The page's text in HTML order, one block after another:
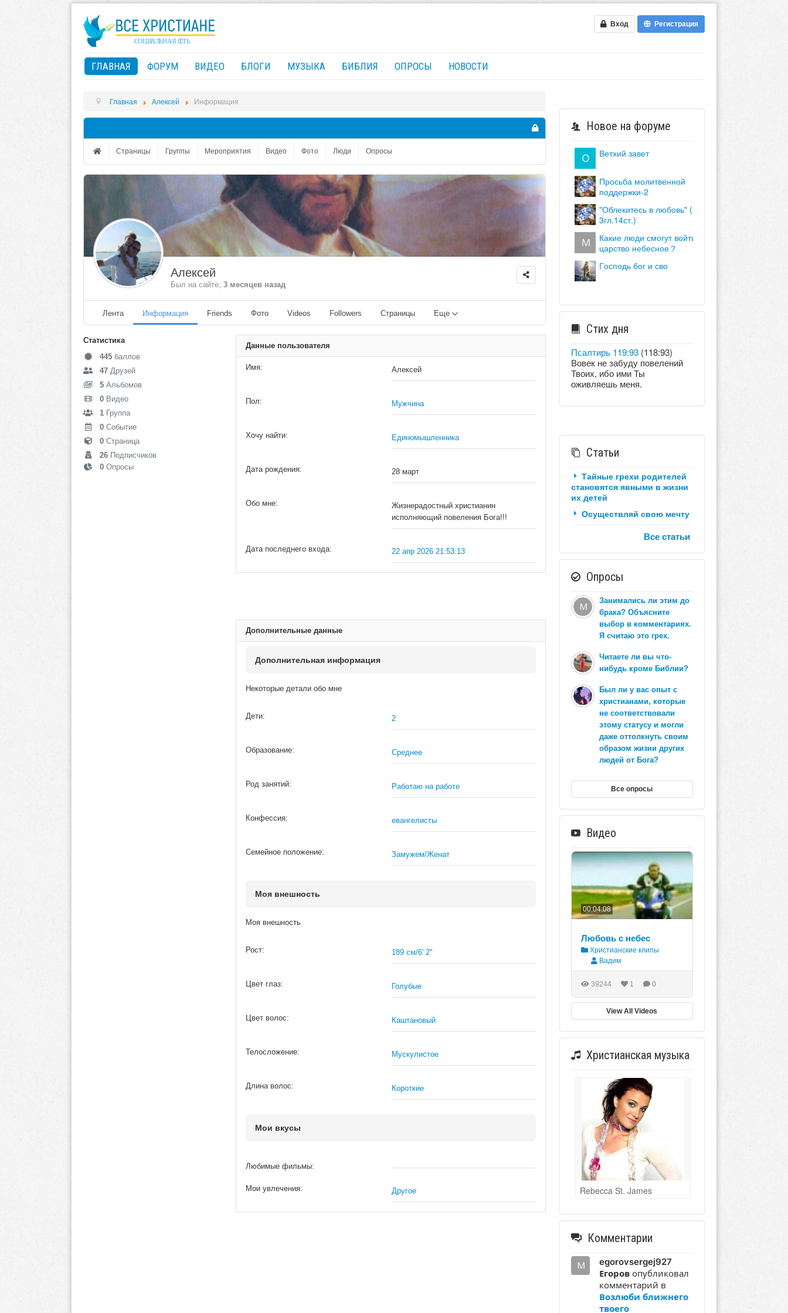
Вход Регистрация
ГЛАВНАЯ ФОРУМ ВИДЕО БЛОГИ МУЗЫКА БИБЛИЯ ОПРОСЫ НОВОСТИ
Главная Алексей Информация
Страницы Группы Мероприятия Видео Фото Люди Опросы
Алексей
Был на сайте, 3 месяцев назад
Лента Информация Friends Фото Videos Followers Страницы Еще
Статистика
445 баллов
47 Друзей
5 Альбомов
0 Видео
1 Группа
0 Событие
0 Страница
26 Подписчиков
0 Опросы
Данные пользователя
Имя: Алексей
Пол: Мужчина
Хочу найти: Единомышленника
Дата рождения: 28 март
Обо мне:
Жизнерадостный христианин
исполняющий повеления Бога!!!
Дата последнего входа: 22 апр 2026 21:53:13
Дополнительные данные
Дополнительная информация
Некоторые детали обо мне
Дети: 2
Образование: Среднее
Род занятий: Работаю на работе
Конфессия: евангелисты
Семейное положение: Замужем/Женат
Моя внешность
Моя внешность
Рост: 189 см/6' 2''
Цвет глаз: Голубые
Цвет волос: Каштановый
Телосложение: Мускулистое
Длина волос: Короткие
Мои вкусы
Любимые фильмы:
Мои увлечения: Другое
Новое на форуме
ветхий завет
просьба молитвенной
поддержки-2
"облекитесь в любовь" (кол.
3гл.14ст.)
какие люди смогут войти в
царство небесное？
господь бог и сво
Стих дня
Псалтирь 119:93(118:93)
Вовек не забуду повелений
Твоих, ибо ими Ты
оживляешь меня.
Статьи
Тайные грехи родителей
становятся явными в жизни
их детей
Осуществляй свою мечту
Все статьи
Опросы
Занимались ли этим до
брака? Объясните
выбор в комментариях.
Я считаю это грех.
Читаете ли вы что-
нибудь кроме Библии?
Был ли у вас опыт с
христианами, которые
не соответствовали
этому статусу и могли
даже оттолкнуть своим
образом жизни других
людей от Бога?
Все опросы
Видео
00:04:08
Любовь с небес
Христианские клипы
Вадим
39244 1 0
View All Videos
Христианская музыка
Rebecca St. James
Комментарии
egorovsergej927
Егоровопубликовал
комментарий в
Возлюби ближнего
твоего